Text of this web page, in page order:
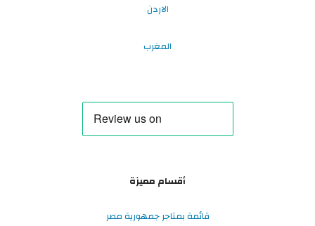
الاردن
المغرب
أقسام مميزة
قائمة بمتاجر جمهورية مصر